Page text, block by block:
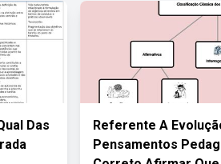
Das
Referente A
Pensamentos